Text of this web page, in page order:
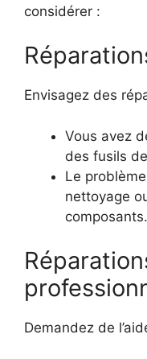
considérer :
Envisagez des
Vous avez
des fusils
Le
nettoyage
composants.
Demandez de